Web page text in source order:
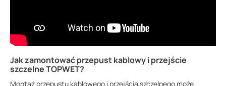
Jak zamontować przepust kablowy i przejście
szczelne TOPWET?
Montaż przepustu kablowego i przejścia szczelnego może